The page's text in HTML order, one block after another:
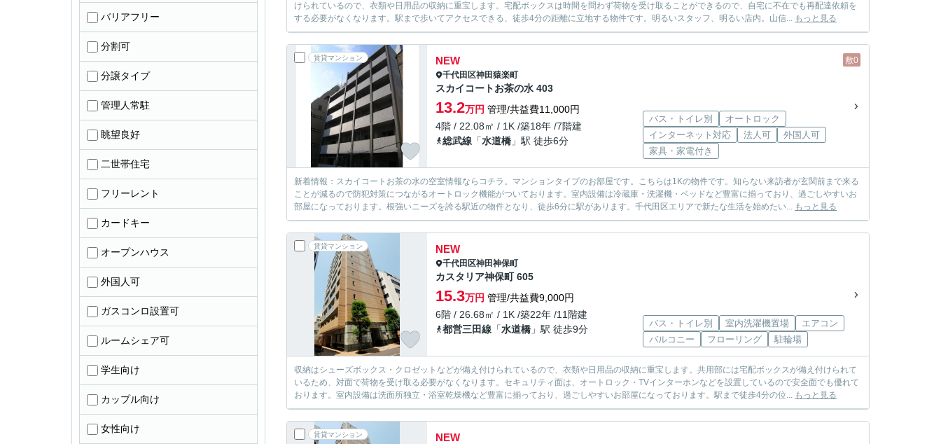
けられているので、衣類や日用品の収納に重宝します。宅配ボックスは時間を問わず荷物を受け取ることができるので、自宅に不在でも再配達依頼を
する必要がなくなります。駅まで歩いてアクセスできる、徒歩4分の距離に立地する物件です。明るいスタッフ、明るい店内。山信... もっと見る
賃貸マンション 敷0
NEW
千代田区神田猿楽町
スカイコートお茶の水 403
13.2万円 管理/共益費11,000円
4階 / 22.08㎡ / 1K /築18年 /7階建
総武線 「水道橋 」駅 徒歩6分
バス・トイレ別
オートロック
インターネット対応
法人可
外国人可
家具・家電付き
新着情報：スカイコートお茶の水の空室情報ならコチラ。マンションタイプのお部屋です。こちらは1Kの物件です。知らない来訪者が玄関前まで来る
ことが減るので防犯対策につながるオートロック機能がついております。室内設備は冷蔵庫・洗濯機・ベッドなど豊富に揃っており、過ごしやすいお
部屋になっております。根強いニーズを誇る駅近の物件となり、徒歩6分に駅があります。千代田区エリアで新たな生活を始めたい... もっと見る
賃貸マンション NEW
千代田区神田神保町
カスタリア神保町 605
15.3万円 管理/共益費9,000円
6階 / 26.68㎡ / 1K /築22年 /11階建
都営三田線 「水道橋 」駅 徒歩9分
バス・トイレ別 室内洗濯機置場
エアコン
バルコニー
フローリング 駐輪場
収納はシューズボックス・クロゼットなどが備え付けられているので、衣類や日用品の収納に重宝します。共用部には宅配ボックスが備え付けられて
いるため、対面で荷物を受け取る必要がなくなります。セキュリティ面は、オートロック・TVインターホンなどを設置しているので安全面でも優れて
おります。室内設備は洗面所独立・浴室乾燥機など豊富に揃っており、過ごしやすいお部屋になっております。駅まで徒歩4分の位... もっと見る
賃貸マンション NEW
バリアフリー
分割可
分譲タイプ
管理人常駐
眺望良好
二世帯住宅
フリーレント
カードキー
オープンハウス
外国人可
ガスコンロ設置可
ルームシェア可
学生向け
カップル向け
女性向け